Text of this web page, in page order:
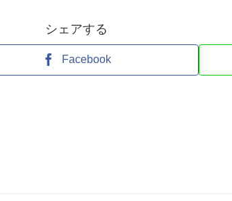
シェアする
Facebook